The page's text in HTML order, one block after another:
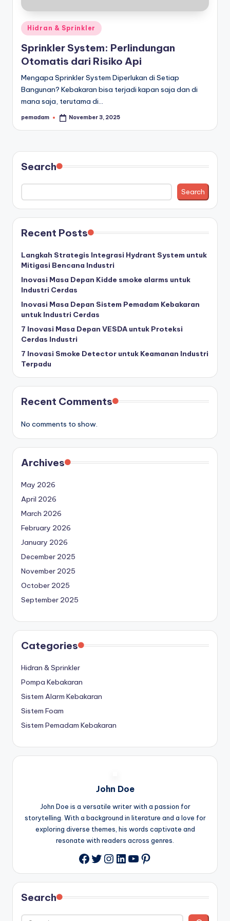
Posted
in
Hidran & Sprinkler
Sprinkler System: Perlindungan
Otomatis dari Risiko Api
Mengapa Sprinkler System Diperlukan di Setiap
Bangunan? Kebakaran bisa terjadi kapan saja dan di
mana saja, terutama di…
Posted
pemadam November 3, 2025
Search
Search
Recent Posts
Langkah Strategis Integrasi Hydrant System untuk
Mitigasi Bencana Industri
Inovasi Masa Depan Kidde smoke alarms untuk
Industri Cerdas
Inovasi Masa Depan Sistem Pemadam Kebakaran
untuk Industri Cerdas
7 Inovasi Masa Depan VESDA untuk Proteksi
Cerdas Industri
7 Inovasi Smoke Detector untuk Keamanan Industri
Terpadu
Recent Comments
No comments to show.
Archives
May 2026
April 2026
March 2026
February 2026
January 2026
December 2025
November 2025
October 2025
September 2025
Categories
Hidran & Sprinkler
Pompa Kebakaran
Sistem Alarm Kebakaran
Sistem Foam
Sistem Pemadam Kebakaran
John Doe
John Doe is a versatile writer with a passion for
storytelling. With a background in literature and a love for
exploring diverse themes, his words captivate and
resonate with readers across genres.
Facebook
Twitter
Instagram
LinkedIn
YouTube
Pinterest
Search